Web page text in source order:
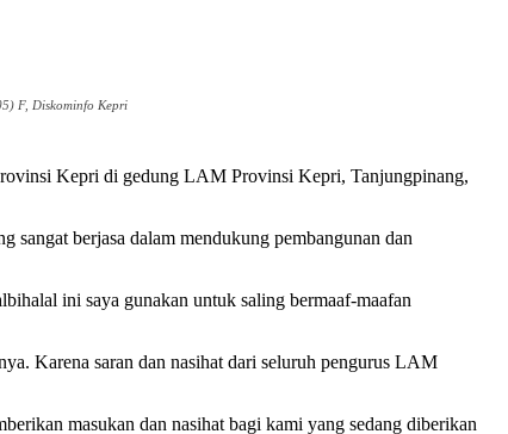
F, Diskominfo Kepri
Kepri di gedung LAM Provinsi Kepri, Tanjungpinang,
berjasa dalam mendukung pembangunan dan
ini saya gunakan untuk saling bermaaf-maafan
Karena saran dan nasihat dari seluruh pengurus LAM
masukan dan nasihat bagi kami yang sedang diberikan